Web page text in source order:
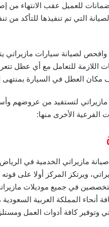
للعميل عقب الانتهاء من
التي تم تنفيذها للتأكد من
لصيانة سيارات مازيراتي
اللازمة للتعامل مع أي عطل
العطل في السيارة بمنتهى
لتستفيد من عروضهم
الفرعية الأخرى منها:
مازيراتي الخدمية في
ويرتكز المركز أولا على
في جميع موديلات
أنحاء المملكة العربية
وتوفير كافة أدوات العمل